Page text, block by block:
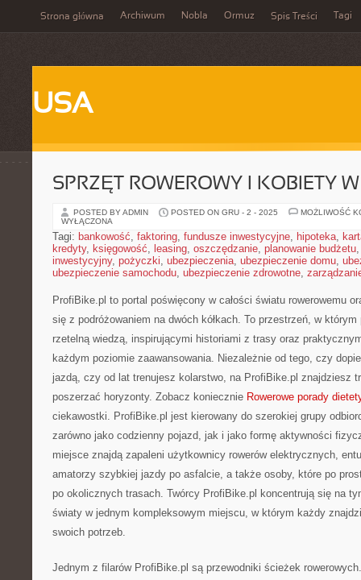
Strona główna Archiwum Nobla Ormuz Spis Treści Tagi
USA
SPRZĘT ROWEROWY I KOBIETY
POSTED BY ADMIN POSTED ON GRU - 2 - 2025
MOŻLIWOŚĆ
WYŁĄCZONA
Tagi: bankowość, faktoring, fundusze inwestycyjne, hipoteka,
kredyty, księgowość, leasing, oszczędzanie, planowanie budżetu
inwestycyjny, pożyczki, ubezpieczenia, ubezpieczenie domu,
ubezpieczenie samochodu, ubezpieczenie zdrowotne,
ProfiBike.pl to portal poświęcony w całości światu rowerowemu
się z podróżowaniem na dwóch kółkach. To przestrzeń, w
rzetelną wiedzą, inspirującymi historiami z trasy oraz
każdym poziomie zaawansowania. Niezależnie od tego, czy
jazdą, czy od lat trenujesz kolarstwo, na ProfiBike.pl znajdziesz
poszerzać horyzonty. Zobacz koniecznie Rowerowe porady
ciekawostki. ProfiBike.pl jest kierowany do szerokiej grupy
zarówno jako codzienny pojazd, jak i jako formę aktywności
miejsce znajdą zapaleni użytkownicy rowerów elektrycznych,
amatorzy szybkiej jazdy po asfalcie, a także osoby, które po
po okolicznych trasach. Twórcy ProfiBike.pl koncentrują się na
światy w jednym kompleksowym miejscu, w którym każdy
swoich potrzeb.
Jednym z filarów ProfiBike.pl są przewodniki ścieżek